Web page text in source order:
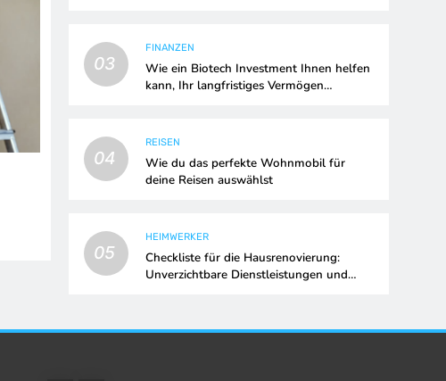
03
FINANZEN
Wie ein Biotech Investment Ihnen helfen
kann, Ihr langfristiges Vermögen
04
REISEN
Wie du das perfekte Wohnmobil für
deine Reisen auswählst
05
HEIMWERKER
Checkliste für die Hausrenovierung:
Unverzichtbare Dienstleistungen und